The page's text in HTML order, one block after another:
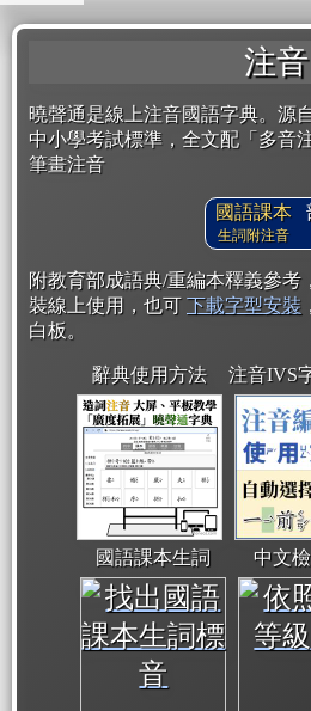
注
曉聲通是線上注音國語字典。源
中小學考試標準，全文配「多音
筆畫注音
國語課本
生詞附注音
附教育部成語典/重編本釋義參
裝線上使用，也可 下載字型安裝
白板。
辭典使用方法 注音IVS
國語課本生詞 中文